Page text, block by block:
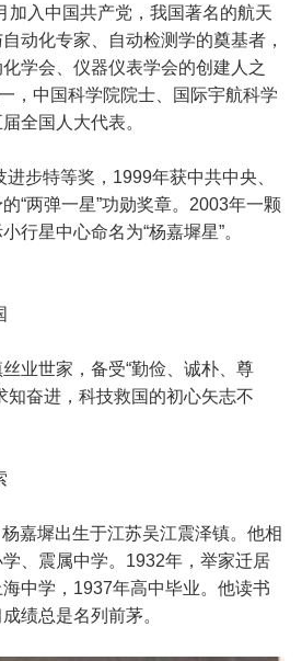
加入中国共产党，我国著名的航天
动化专家、自动检测学的奠基者，
学会、仪器仪表学会的创建人之
，中国科学院院士、国际宇航科学
全国人大代表。
步特等奖，1999年获中共中央、
“两弹一星”功勋奖章。2003年一颗
行星中心命名为“杨嘉墀星”。
业世家，备受“勤俭、诚朴、尊
知奋进，科技救国的初心矢志不
嘉墀出生于江苏吴江震泽镇。他相
、震属中学。1932年，举家迁居
海中学，1937年高中毕业。他读书
绩总是名列前茅。